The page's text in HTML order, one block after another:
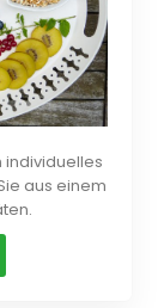
individuelles
aus einem